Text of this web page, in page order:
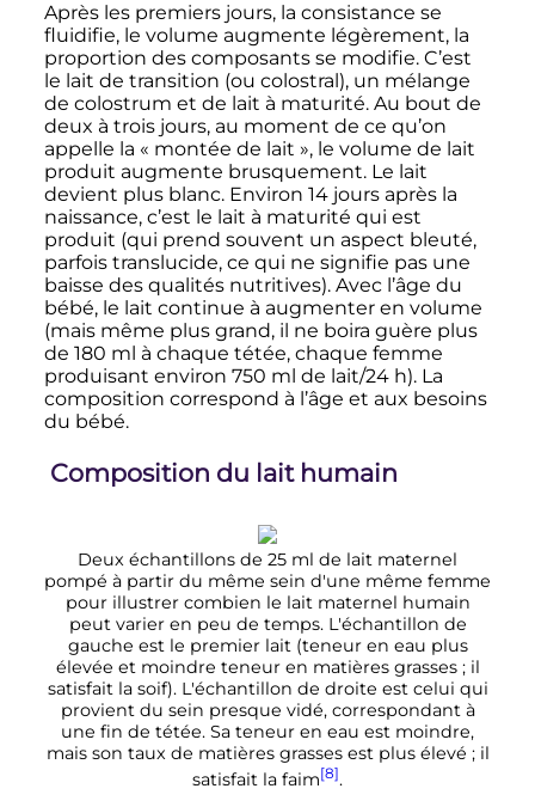
Après les premiers jours, la consistance se
fluidifie, le volume augmente légèrement, la
proportion des composants se modifie. C’est
le lait de transition (ou colostral), un mélange
de colostrum et de lait à maturité. Au bout de
deux à trois jours, au moment de ce qu’on
appelle la « montée de lait », le volume de lait
produit augmente brusquement. Le lait
devient plus blanc. Environ 14 jours après la
naissance, c’est le lait à maturité qui est
produit (qui prend souvent un aspect bleuté,
parfois translucide, ce qui ne signifie pas une
baisse des qualités nutritives). Avec l’âge du
bébé, le lait continue à augmenter en volume
(mais même plus grand, il ne boira guère plus
de 180 ml à chaque tétée, chaque femme
produisant environ 750 ml de lait/24 h). La
composition correspond à l’âge et aux besoins
du bébé.
Composition du lait humain
Deux échantillons de 25 ml de lait maternel
pompé à partir du même sein d'une même femme
pour illustrer combien le lait maternel humain
peut varier en peu de temps. L'échantillon de
gauche est le premier lait (teneur en eau plus
élevée et moindre teneur en matières grasses ; il
satisfait la soif). L'échantillon de droite est celui qui
provient du sein presque vidé, correspondant à
une fin de tétée. Sa teneur en eau est moindre,
mais son taux de matières grasses est plus élevé ; il
satisfait la faim[8].